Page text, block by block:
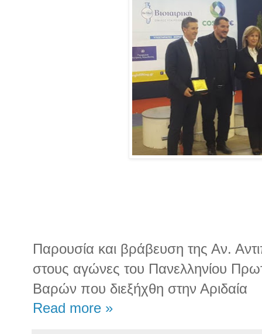
Παρουσία και βράβευση της Αν.
στους αγώνες του Πανελληνίου
Βαρών που διεξήχθη στην Αριδαία
Read more »